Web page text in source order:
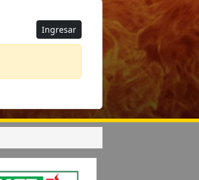
Ingresar